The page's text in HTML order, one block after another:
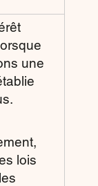
une
lois